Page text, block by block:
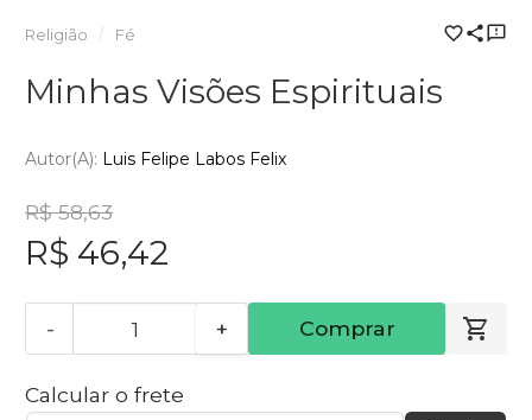
Religião Fé
Minhas Visões Espirituais
Autor(a): Luis Felipe Labos Felix
R$ 58,63
R$ 46,42
- + Comprar
Calcular o frete